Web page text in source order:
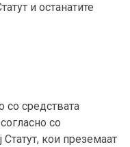
и останатите
со средствата
со
кои преземаат